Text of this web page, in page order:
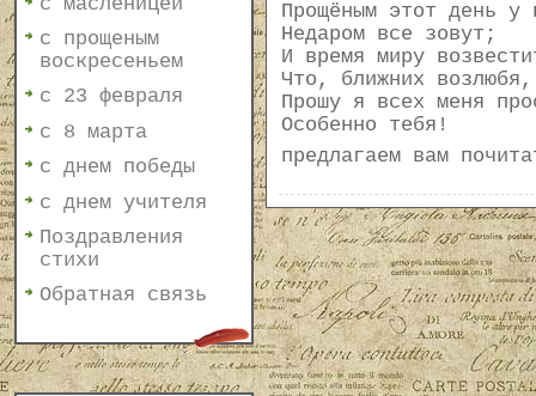
с прощеным
воскресеньем
с 23 февраля
с 8 марта
с днем победы
с днем учителя
Поздравления
стихи
Обратная связь
Прощёным этот день у
Недаром все зовут;
И время миру
Что, ближних возлюбя,
Прошу я всех меня
Особенно тебя!
предлагаем вам